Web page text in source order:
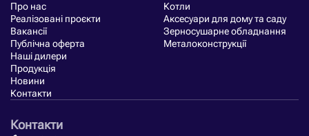
Про нас
Реалізовані проєкти
Вакансії
Публічна оферта
Наші дилери
Продукція
Новини
Контакти
Котли
Аксесуари для дому та саду
Зерносушарне обладнання
Металоконструкції
Контакти